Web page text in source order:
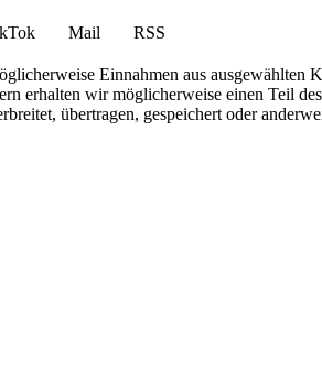
Mail
RSS
Einnahmen aus ausgewählten
erhalten wir möglicherweise einen Teil
übertragen, gespeichert oder